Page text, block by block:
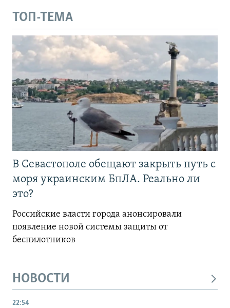
ТОП-ТЕМА
В Севастополе обещают закрыть путь с
моря украинским БпЛА. Реально ли
это?
Российские власти города анонсировали
появление новой системы защиты от
беспилотников
НОВОСТИ
22:54